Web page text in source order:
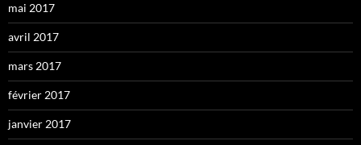
mai 2017
avril 2017
mars 2017
février 2017
janvier 2017